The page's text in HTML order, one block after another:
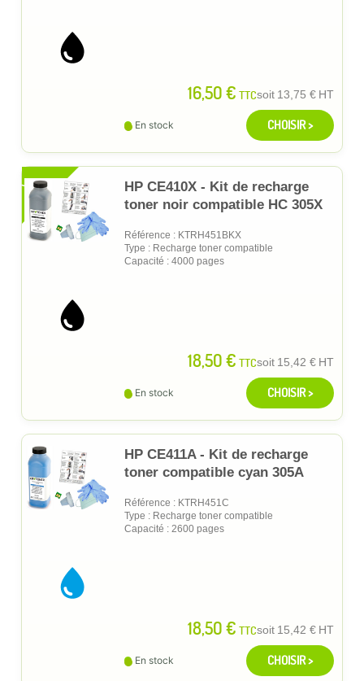
16,50 € TTCsoit 13,75 € HT
En stock CHOISIR >
XL
HP CE410X - Kit de recharge
toner noir compatible HC 305X
Référence : KTRH451BKX
Type : Recharge toner compatible
Capacité : 4000 pages
18,50 € TTCsoit 15,42 € HT
En stock CHOISIR >
HP CE411A - Kit de recharge
toner compatible cyan 305A
Référence : KTRH451C
Type : Recharge toner compatible
Capacité : 2600 pages
18,50 € TTCsoit 15,42 € HT
En stock CHOISIR >